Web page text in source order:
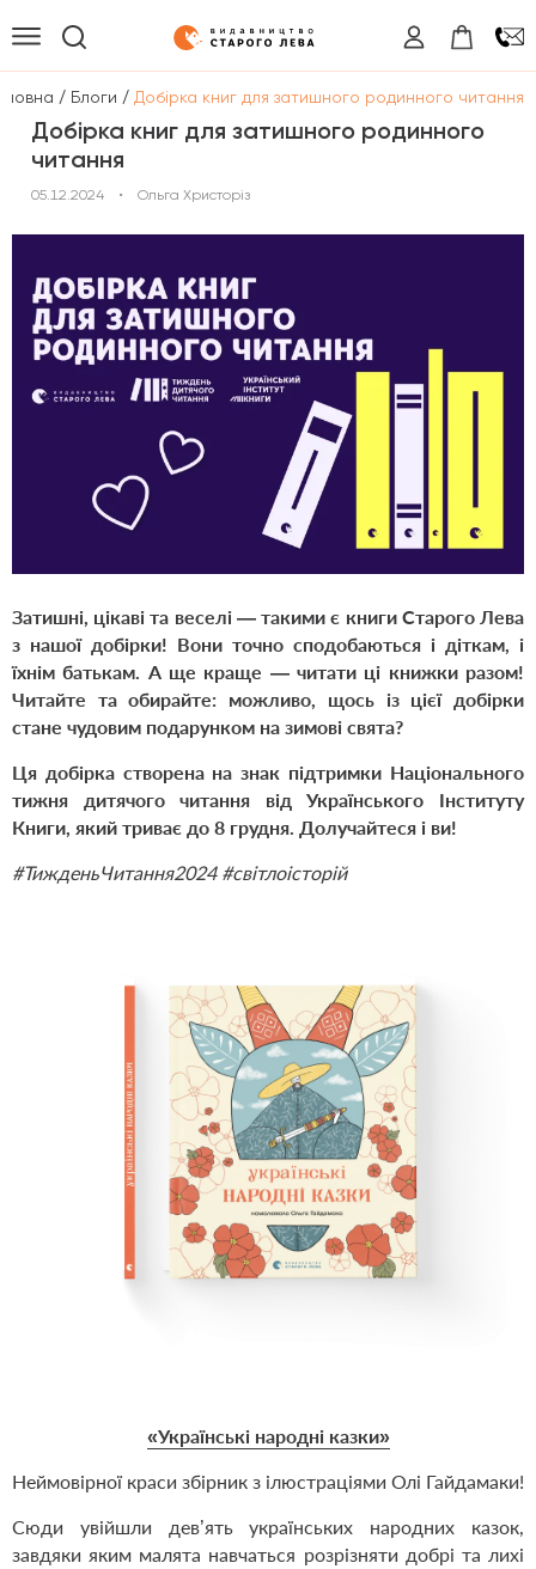
/ Блоги / Добірка книг для затишного родинного читання
Добірка книг для затишного родинного
читання
05.12.2024 • Ольга Христоріз
Затишні, цікаві та веселі — такими є книги Старого Лева
з нашої добірки! Вони точно сподобаються і діткам, і
їхнім батькам. А ще краще — читати ці книжки разом!
Читайте та обирайте: можливо, щось із цієї добірки
стане чудовим подарунком на зимові свята?
Ця добірка створена на знак підтримки Національного
тижня дитячого читання від Українського Інституту
Книги, який триває до 8 грудня. Долучайтеся і ви!
#ТижденьЧитання2024 #світлоісторій
«Українські народні казки»
Неймовірної краси збірник з ілюстраціями Олі Гайдамаки!
Сюди увійшли дев’ять українських народних казок,
завдяки яким малята навчаться розрізняти добрі та лихі